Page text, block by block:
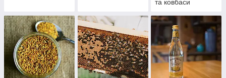
та ковбаси